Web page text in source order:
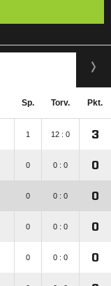
Sp. Torv. Pkt.
1 12 : 0 3
0 0 : 0 0
0 0 : 0 0
0 0 : 0 0
0 0 : 0 0